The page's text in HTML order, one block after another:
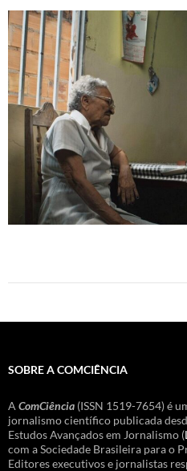
SOBRE A COMCIÊNCIA
A ComCiência (ISSN 1519-7654) é
jornalismo científico publicada
Estudos Avançados em Jornalismo (
com a Sociedade Brasileira para o
Editores executivos e jornalistas